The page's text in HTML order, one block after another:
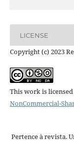
LICENSE
Copyright (c) 2023
This work is
NonCommercial-
Pertence à revista.